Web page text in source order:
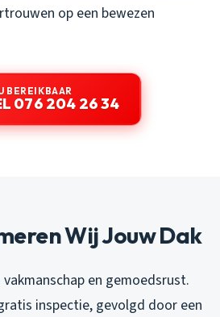
op een bewezen
BEREIKBAAR
076 204 26 34
Wij Jouw Dak
en gemoedsrust.
inspectie, gevolgd door een